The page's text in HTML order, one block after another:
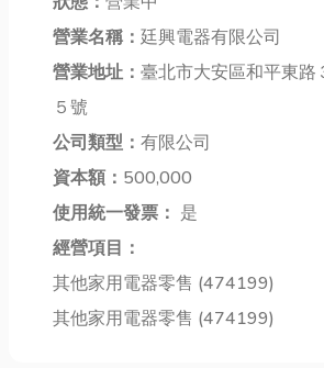
潔公司之外，
還會幫你把
「打掃」這件
掉。不論是家
裡的地板、浴
靈活的資金解
決方案，讓你
營業名稱： 廷興電器有限公司
營業地址： 臺北市大安區和平東路
５號
公司類型： 有限公司
資本額： 500,000
使用統一發票： 是
經營項目：
其他家用電器零售 (474199)
其他家用電器零售 (474199)